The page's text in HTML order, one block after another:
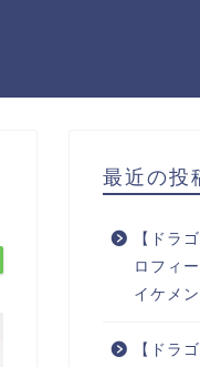
最近の投
【ドラ
ロフィ
イケメ
【ドラ